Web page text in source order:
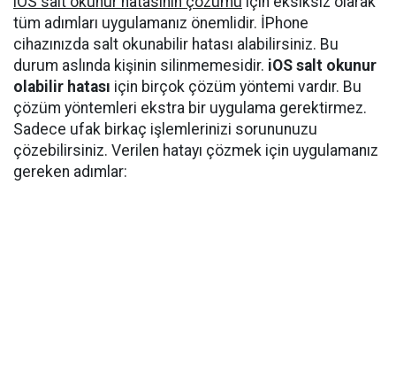
tüm adımları uygulamanız önemlidir. İPhone
cihazınızda salt okunabilir hatası alabilirsiniz. Bu
durum aslında kişinin silinmemesidir. iOS salt okunur
olabilir hatası için birçok çözüm yöntemi vardır. Bu
çözüm yöntemleri ekstra bir uygulama gerektirmez.
Sadece ufak birkaç işlemlerinizi sorununuzu
çözebilirsiniz. Verilen hatayı çözmek için uygulamanız
gereken adımlar: